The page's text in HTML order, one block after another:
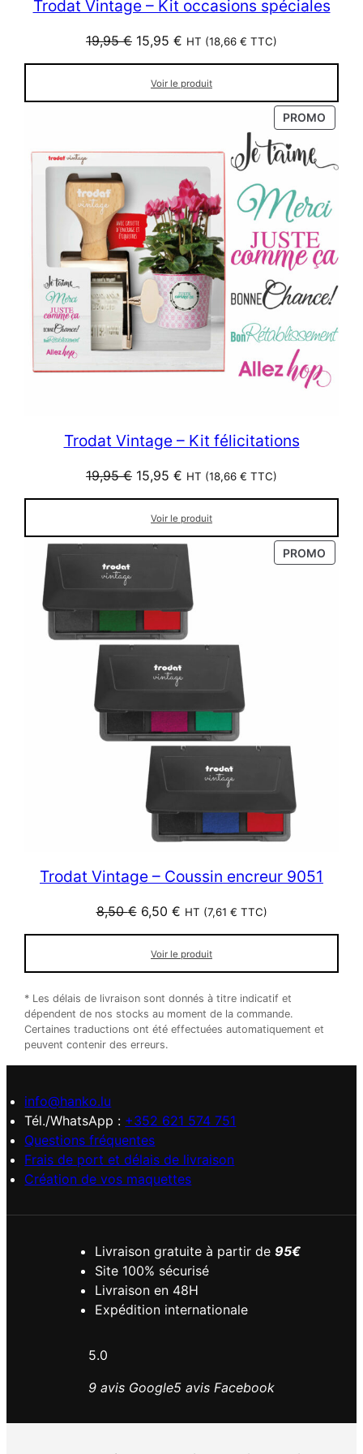
Trodat Vintage – Kit occasions spéciales
19,95€ Le
initial
était :
15,95 € Le
actuel
est :
HT (18,66 € TTC)
Voir le produit
PROMO
EN
Trodat Vintage – Kit félicitations
19,95€ Le
prix
initial
était :
19,95 €.
15,95 € Le
prix
actuel
est :
15,95 €.
HT (18,66 € TTC)
Voir le produit
PROMO
EN
Trodat Vintage – Coussin encreur 9051
8,50€ Le
prix
initial
était :
6,50 €Le
prix
actuel
est :
HT (7,61 € TTC)
Voir le produit
* Les délais de livraison sont donnés à titre indicatif et
dépendent de nos stocks au moment de la commande.
Certaines traductions ont été effectuées automatiquement et
peuvent contenir des erreurs.
info@hanko.lu
Tél./WhatsApp : +352 621 574 751
Questions fréquentes
Frais de port et délais de livraison
Création de vos maquettes
Livraison gratuite à partir de 95€
Site 100% sécurisé
Livraison en 48H
Expédition internationale
5.0
9 avis Google5 avis Facebook